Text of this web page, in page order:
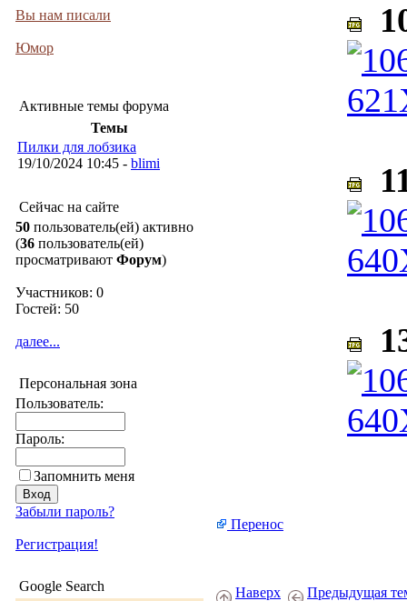
Вы нам писали
Юмор
Активные темы форума
Темы
Пилки для лобзика
19/10/2024 10:45 - blimi
Сейчас на сайте
50 пользователь(ей) активно
(36 пользователь(ей)
просматривают Форум)
Участников: 0
Гостей: 50
далее...
Персональная зона
Пользователь:
Пароль:
Запомнить меня
Забыли пароль?
Регистрация!
Google Search
Перенос
Наверх Предыдущая